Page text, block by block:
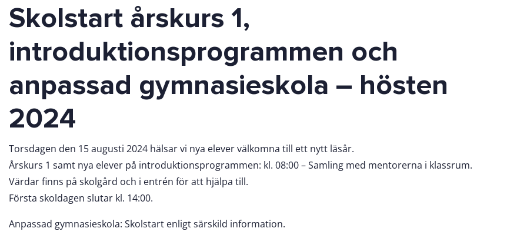
Skolstart årskurs 1,
introduktionsprogrammen och
anpassad gymnasieskola – hösten
2024
Torsdagen den 15 augusti 2024 hälsar vi nya elever välkomna till ett nytt läsår.
Årskurs 1 samt nya elever på introduktionsprogrammen: kl. 08:00 – Samling med mentorerna i klassrum.
Värdar finns på skolgård och i entrén för att hjälpa till.
Första skoldagen slutar kl. 14:00.
Anpassad gymnasieskola: Skolstart enligt särskild information.